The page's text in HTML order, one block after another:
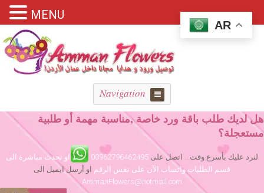
Navigation
هل لديك طلب باقة ورد خاصة ,مناسبة مهمة أو طلبية
مستعجلة؟
لنرد عليك بأسرع وقت... اتصل على 00962796462495
او تحدث مباشرة الى
قسم الطلبات واتساب الآن على نفس الرقم او أرسل ايميل الى
AmmanFlowers@hotmail.com
AR
MENU